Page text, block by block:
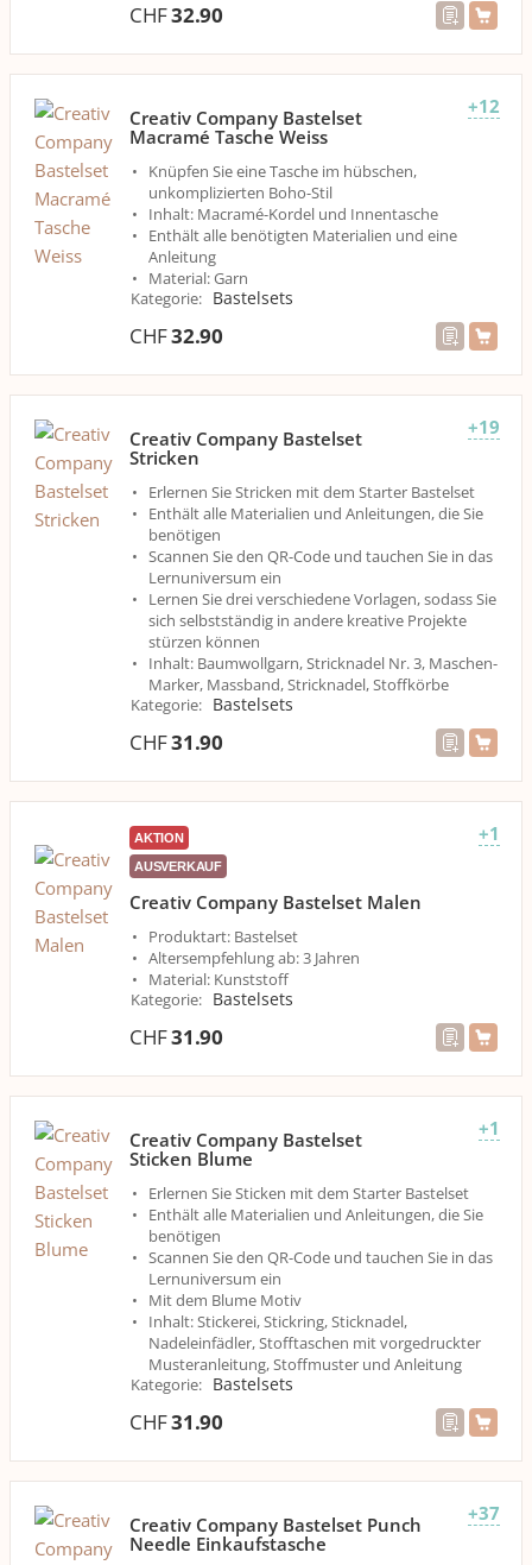
CHF32.90
+12
Creativ Company Bastelset
Macramé Tasche Weiss
Knüpfen Sie eine Tasche im hübschen,
unkomplizierten Boho-Stil
Inhalt: Macramé-Kordel und Innentasche
Enthält alle benötigten Materialien und eine
Anleitung
Material: Garn
Kategorie: Bastelsets
CHF32.90
+19
Creativ Company Bastelset
Stricken
Erlernen Sie Stricken mit dem Starter Bastelset
Enthält alle Materialien und Anleitungen, die Sie
benötigen
Scannen Sie den QR-Code und tauchen Sie in das
Lernuniversum ein
Lernen Sie drei verschiedene Vorlagen, sodass Sie
sich selbstständig in andere kreative Projekte
stürzen können
Inhalt: Baumwollgarn, Stricknadel Nr. 3, Maschen-
Marker, Massband, Stricknadel, Stoffkörbe
Kategorie: Bastelsets
CHF31.90
+1
AKTION
AUSVERKAUF
Creativ Company Bastelset Malen
Produktart: Bastelset
Altersempfehlung ab: 3 Jahren
Material: Kunststoff
Kategorie: Bastelsets
CHF31.90
+1
Creativ Company Bastelset
Sticken Blume
Erlernen Sie Sticken mit dem Starter Bastelset
Enthält alle Materialien und Anleitungen, die Sie
benötigen
Scannen Sie den QR-Code und tauchen Sie in das
Lernuniversum ein
Mit dem Blume Motiv
Inhalt: Stickerei, Stickring, Sticknadel,
Nadeleinfädler, Stofftaschen mit vorgedruckter
Musteranleitung, Stoffmuster und Anleitung
Kategorie: Bastelsets
CHF31.90
+37
Creativ Company Bastelset Punch
Needle Einkaufstasche